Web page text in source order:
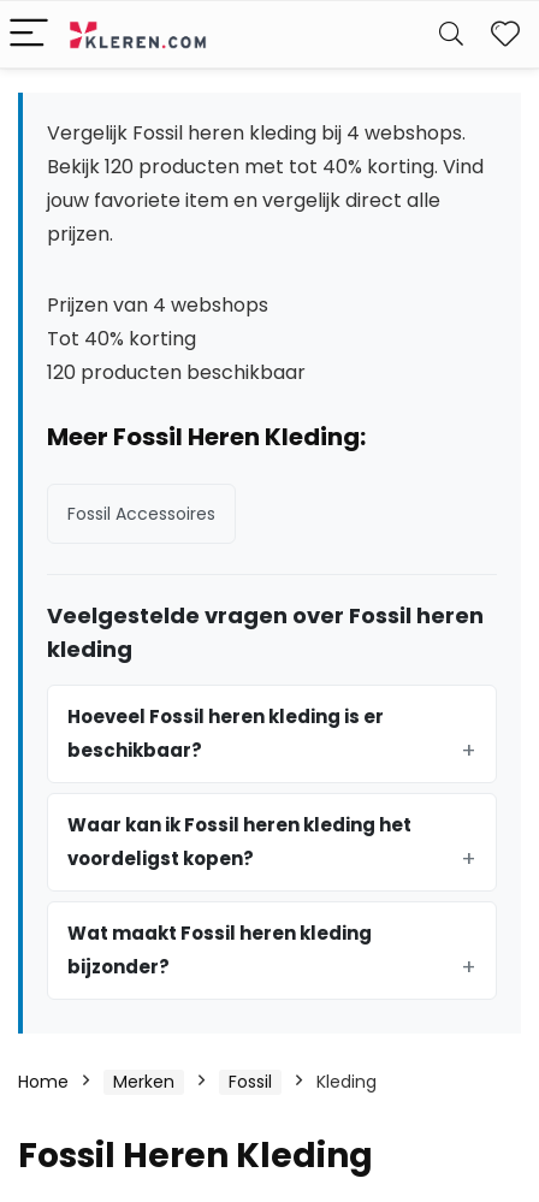
Vergelijk Fossil heren kleding bij 4 webshops.
Bekijk 120 producten met tot 40% korting. Vind
jouw favoriete item en vergelijk direct alle
prijzen.
Prijzen van 4 webshops
Tot 40% korting
120 producten beschikbaar
Meer Fossil Heren Kleding:
Fossil Accessoires
Veelgestelde vragen over Fossil heren
kleding
Hoeveel Fossil heren kleding is er
beschikbaar?
Waar kan ik Fossil heren kleding het
voordeligst kopen?
Wat maakt Fossil heren kleding
bijzonder?
Home Merken Fossil Kleding
Fossil Heren Kleding